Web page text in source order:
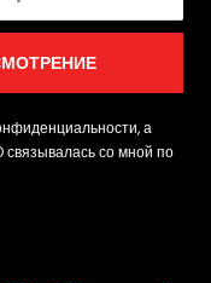
а
связывалась со мной по